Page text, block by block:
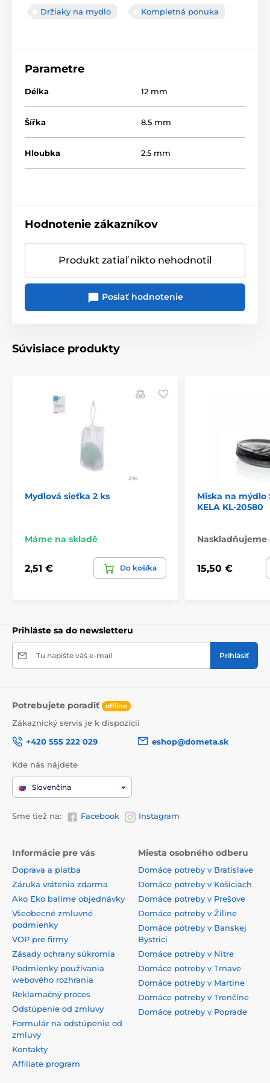
Držiaky na mydlo Kompletná ponuka
Parametre
Délka 12 mm
Šířka 8.5 mm
Hloubka 2.5 mm
Hodnotenie zákazníkov
Produkt zatiaľ nikto nehodnotil
Poslať hodnotenie
Súvisiace produkty
Mydlová sieťka 2 ks
Máme na skladě
2,51 € Do košíka
Miska na mýdlo
KELA KL-20580
Naskladňujeme
15,50 €
Prihláste sa do newsletteru
Tu napíšte váš e-mail Prihlásiť
Potrebujete poradiť offline
Zákaznický servis je k dispozícii
+420 555 222 029
eshop@dometa.sk
Kde nás nájdete
Slovenčina
Sme tiež na: Facebook Instagram
Informácie pre vás
Doprava a platba
Záruka vrátenia zdarma
Ako Eko balíme objednávky
Všeobecné zmluvné
podmienky
VOP pre firmy
Zásady ochrany súkromia
Podmienky používania
webového rozhrania
Reklamačný proces
Odstúpenie od zmluvy
Formulár na odstúpenie od
zmluvy
Kontakty
Affiliate program
Miesta osobného odberu
Domáce potreby v Bratislave
Domáce potreby v Košiciach
Domáce potreby v Prešove
Domáce potreby v Žiline
Domáce potreby v Banskej
Bystrici
Domáce potreby v Nitre
Domáce potreby v Trnave
Domáce potreby v Martine
Domáce potreby v Trenčíne
Domáce potreby v Poprade